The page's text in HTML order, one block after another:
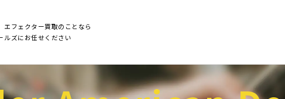
エフェクター買取のことなら
ルズにお任せください